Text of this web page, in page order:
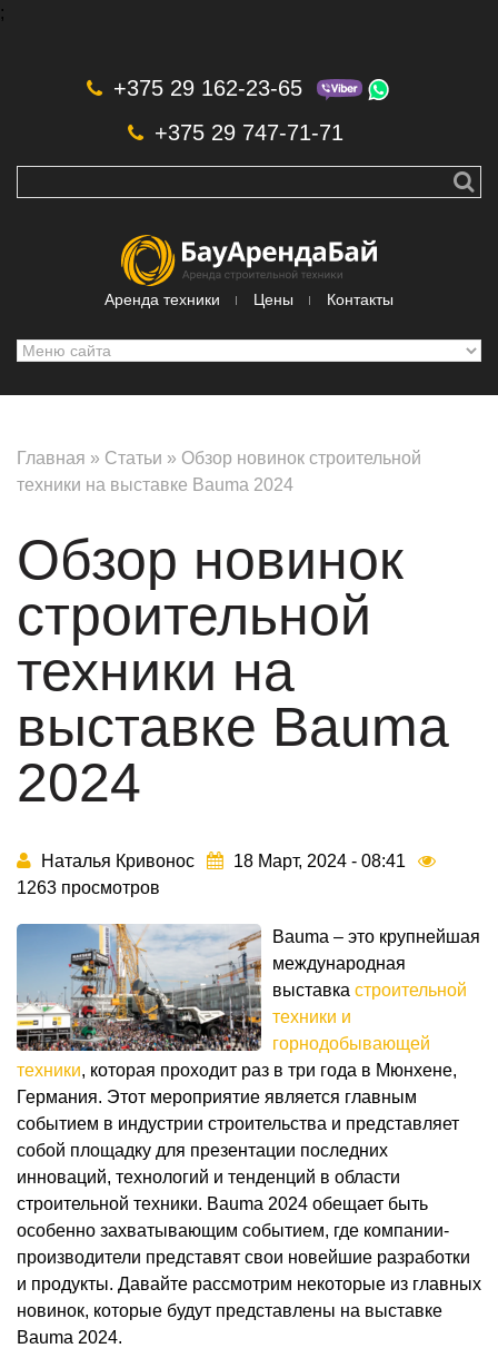
;
+375 29 162-23-65
+375 29 747-71-71
Аренда техники Цены Контакты
Главная » Статьи » Обзор новинок строительной
техники на выставке Bauma 2024
Обзор новинок
строительной
техники на
выставке Bauma
2024
Наталья Кривонос
18 Март, 2024 - 08:41
1263 просмотров
Bauma – это крупнейшая
международная
выставка строительной
техники и
горнодобывающей
техники, которая проходит раз в три года в Мюнхене,
Германия. Этот мероприятие является главным
событием в индустрии строительства и представляет
собой площадку для презентации последних
инноваций, технологий и тенденций в области
строительной техники. Bauma 2024 обещает быть
особенно захватывающим событием, где компании-
производители представят свои новейшие разработки
и продукты. Давайте рассмотрим некоторые из главных
новинок, которые будут представлены на выставке
Bauma 2024.